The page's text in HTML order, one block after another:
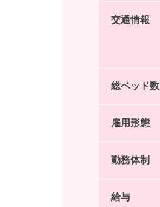
交通情報
総ベッド数
雇用形態
勤務体制
給与